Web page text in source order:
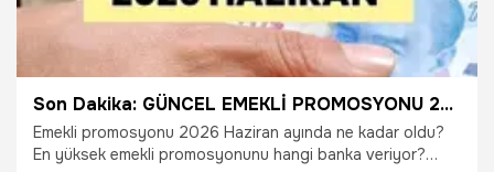
Son Dakika: GÜNCEL EMEKLİ PROMOSYONU 2026 HAZİRAN | Emekli promosyonu en yüksek veren bankalar hangileri, emekli promosyonu ne kadar? Hangi banka ne kadar promosyon veriyor? İşte Akbank, İş Bankası, Halkbank, VakıfBank ve diğer bankaların emekli promosyon tutarı
Emekli promosyonu 2026 Haziran ayında ne kadar oldu?
En yüksek emekli promosyonunu hangi banka veriyor?